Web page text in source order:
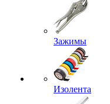
Зажимы
Изолента